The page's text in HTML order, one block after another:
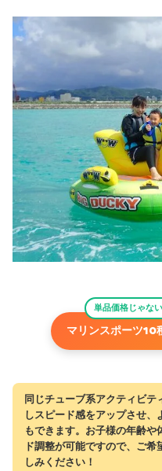
単品価格じゃな
マリンスポーツ10
同じチューブ系アクティビテ
しスピード感をアップさせ、
もできます。お子様の年齢や
ド調整が可能ですので、ご
しみください！